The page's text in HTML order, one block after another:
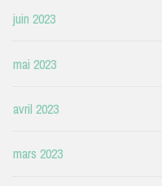
juin 2023
mai 2023
avril 2023
mars 2023